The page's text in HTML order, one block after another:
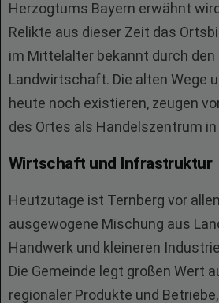
Herzogtums Bayern erwähnt
Relikte aus dieser Zeit das
im Mittelalter bekannt durch den
Landwirtschaft. Die alten Wege
heute noch existieren, zeugen
des Ortes als Handelszentrum
Wirtschaft und Infrastruktur
Heutzutage ist Ternberg vor
ausgewogene Mischung aus
Handwerk und kleineren
Die Gemeinde legt großen Wert
regionaler Produkte und